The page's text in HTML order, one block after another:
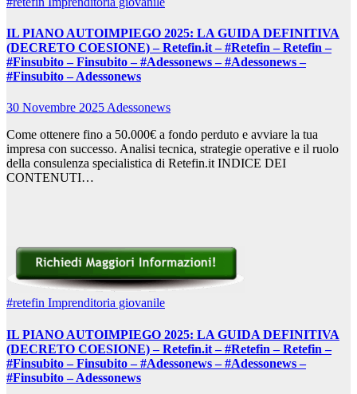
IL PIANO AUTOIMPIEGO 2025: LA GUIDA DEFINITIVA
(DECRETO COESIONE) – Retefin.it – #Retefin – Retefin –
#Finsubito – Finsubito – #Adessonews – #Adessonews –
#Finsubito – Adessonews
30 Novembre 2025Adessonews
Come ottenere fino a 50.000€ a fondo perduto e avviare la tua
impresa con successo. Analisi tecnica, strategie operative e il ruolo
della consulenza specialistica di Retefin.it INDICE DEI
CONTENUTI…
#retefin Imprenditoria giovanile
IL PIANO AUTOIMPIEGO 2025: LA GUIDA DEFINITIVA
(DECRETO COESIONE) – Retefin.it – #Retefin – Retefin –
#Finsubito – Finsubito – #Adessonews – #Adessonews –
#Finsubito – Adessonews